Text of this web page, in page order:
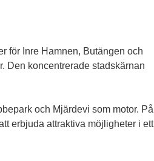
för Inre Hamnen, Butängen och
Den koncentrerade stadskärnan
och Mjärdevi som motor. På
erbjuda attraktiva möjligheter i ett